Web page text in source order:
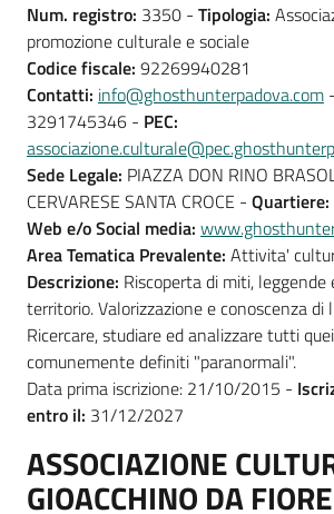
Num. registro: 3350 - Tipologia:
promozione culturale e sociale
Codice fiscale: 92269940281
Contatti: info@ghosthunterpadova.com -
3291745346 - PEC:
Sede Legale: PIAZZA DON RINO
CERVARESE SANTA CROCE - Quartiere:
Web e/o Social media:
Area Tematica Prevalente: Attivita'
Descrizione: Riscoperta di miti,
territorio. Valorizzazione e conoscenza di
Ricercare, studiare ed analizzare tutti
comunemente definiti "paranormali".
Data prima iscrizione: 21/10/2015 -
entro il: 31/12/2027
ASSOCIAZIONE
GIOACCHINO DA FIORE